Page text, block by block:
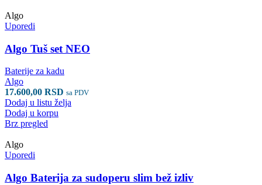
Algo
Uporedi
Algo Tuš set NEO
Baterije za kadu
Algo
17.600,00 RSD sa PDV
Dodaj u listu želja
Dodaj u korpu
Brz pregled
Algo
Uporedi
Algo Baterija za sudoperu slim bež izliv